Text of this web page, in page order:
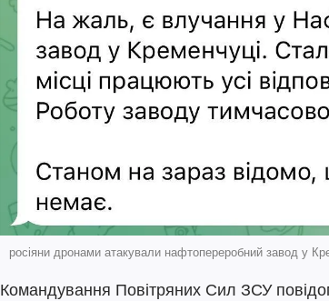
росіяни дронами атакували нафтопереробний завод у
Командування Повітряних Сил ЗСУ